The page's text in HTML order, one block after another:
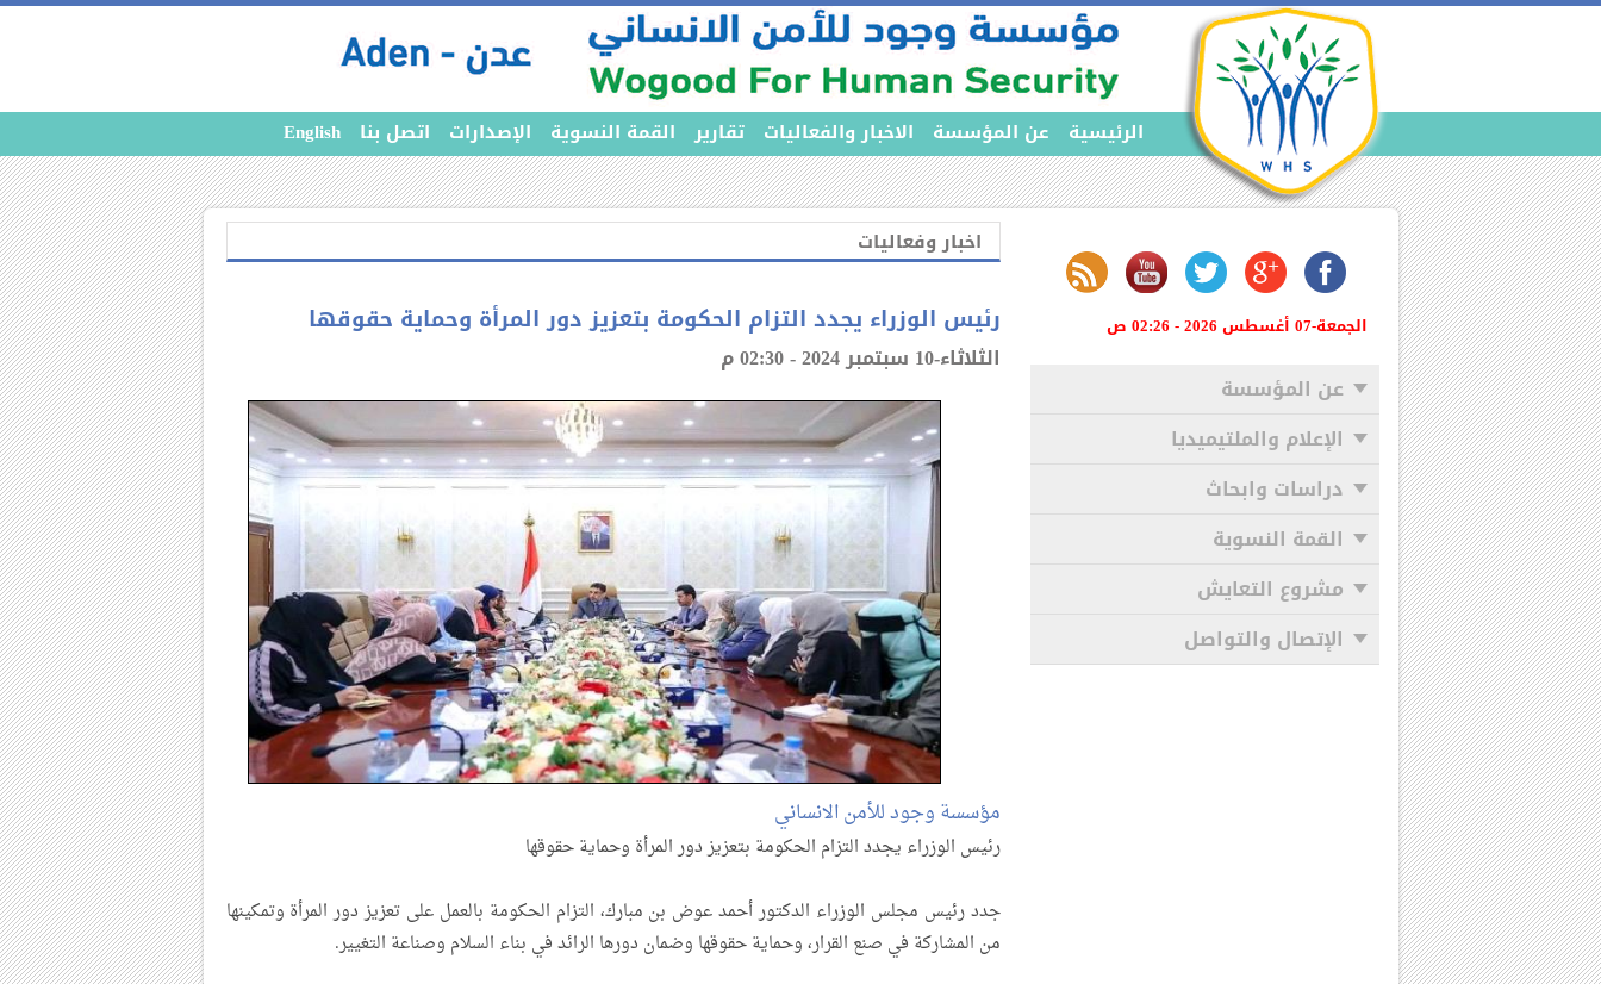
الرئيسية عن المؤسسة الاخبار والفعاليات تقارير القمة النسوية الإصدارات اتصل بنا English
الجمعة-07 أغسطس 2026 - 02:26 ص
عن المؤسسة
الإعلام والملتيميديا
دراسات وابحاث
القمة النسوية
مشروع التعايش
الإتصال والتواصل
اخبار وفعاليات
رئيس الوزراء يجدد التزام الحكومة بتعزيز دور المرأة وحماية حقوقها
الثلاثاء-10 سبتمبر 2024 - 02:30 م
مؤسسة وجود للأمن الانساني
رئيس الوزراء يجدد التزام الحكومة بتعزيز دور المرأة وحماية حقوقها
جدد رئيس مجلس الوزراء الدكتور أحمد عوض بن مبارك، التزام الحكومة بالعمل على تعزيز دور المرأة وتمكينها
من المشاركة في صنع القرار، وحماية حقوقها وضمان دورها الرائد في بناء السلام وصناعة التغيير.